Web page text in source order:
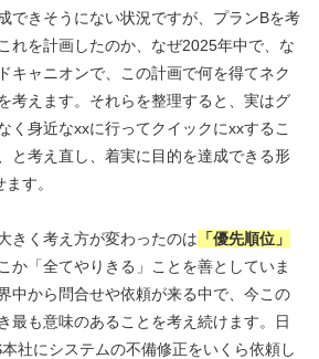
できそうにない状況ですが、プランBを考
れを計画したのか、なぜ2025年中で、な
キャニオンで、この計画で何を得てネク
考えます。それらを整理すると、実はグ
く身近なxxに行ってクイックにxxするこ
と考え直し、着実に目的を達成できる形
す。
きく考え方が変わったのは 「優先順位」
か「全てやりきる」ことを善としていま
中から問合せや依頼が来る中で、今この
最も意味のあることを考え続けます。日
社にシステムの不備修正をいくら依頼し